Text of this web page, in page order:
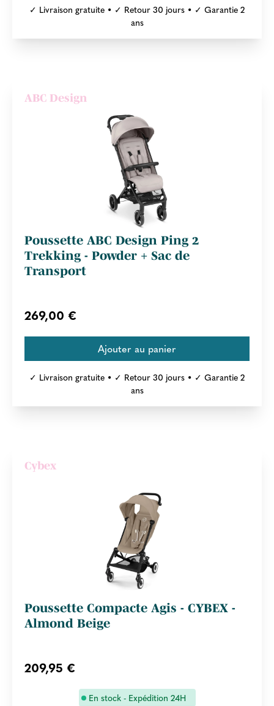
✓ Livraison gratuite • ✓ Retour 30 jours • ✓ Garantie 2
ans
ABC Design
Poussette ABC Design Ping 2
Trekking - Powder + Sac de
Transport
269,00 €
✓ Livraison gratuite • ✓ Retour 30 jours • ✓ Garantie 2
ans
Cybex
Poussette Compacte Agis - CYBEX -
Almond Beige
209,95 €
En stock - Expédition 24H